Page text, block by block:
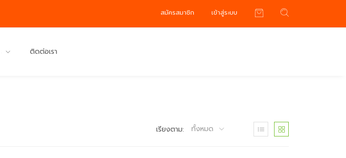
สมัครสมาชิก เข้าสู่ระบบ
ติดต่อเรา
เรียงตาม: ทั้งหมด